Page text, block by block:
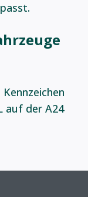
auf der A24